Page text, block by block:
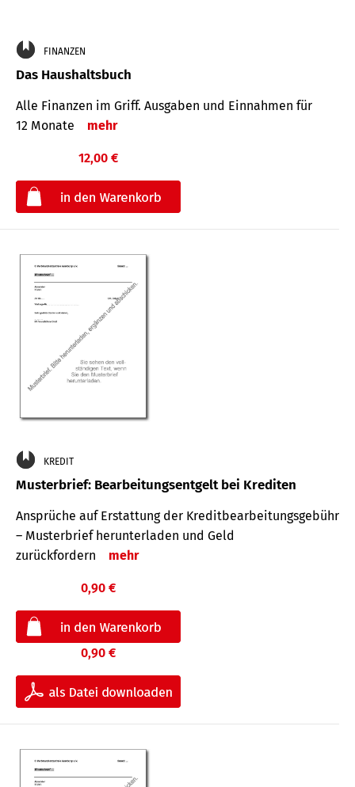
FINANZEN
Das Haushaltsbuch
Alle Finanzen im Griff. Aus­gaben und Ein­nahmen für
12 Monate
mehr
12,00 €
KREDIT
Musterbrief: Bearbeitungsentgelt bei Krediten
Ansprüche auf Erstattung der Kreditbearbeitungsgebühr
– Musterbrief herunterladen und Geld
zurückfordern
mehr
0,90 €
0,90 €